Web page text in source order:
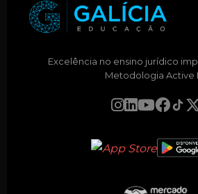
Excelência no ensino jurídico
Metodologia Active